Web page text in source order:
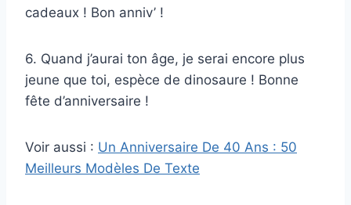
cadeaux ! Bon anniv’ !
6. Quand j’aurai ton âge, je serai encore plus
jeune que toi, espèce de dinosaure ! Bonne
fête d’anniversaire !
Voir aussi : Un Anniversaire De 40 Ans : 50
Meilleurs Modèles De Texte